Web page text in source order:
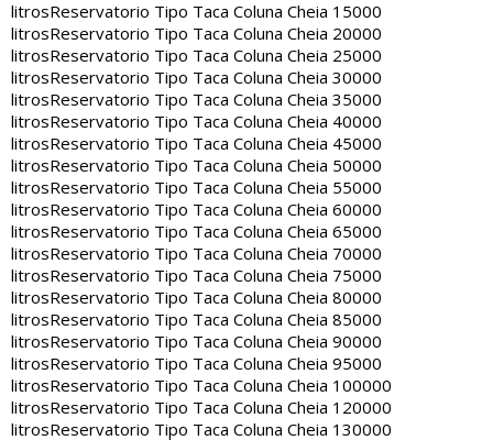
litrosReservatorio Tipo Taca Coluna Cheia 15000
litrosReservatorio Tipo Taca Coluna Cheia 20000
litrosReservatorio Tipo Taca Coluna Cheia 25000
litrosReservatorio Tipo Taca Coluna Cheia 30000
litrosReservatorio Tipo Taca Coluna Cheia 35000
litrosReservatorio Tipo Taca Coluna Cheia 40000
litrosReservatorio Tipo Taca Coluna Cheia 45000
litrosReservatorio Tipo Taca Coluna Cheia 50000
litrosReservatorio Tipo Taca Coluna Cheia 55000
litrosReservatorio Tipo Taca Coluna Cheia 60000
litrosReservatorio Tipo Taca Coluna Cheia 65000
litrosReservatorio Tipo Taca Coluna Cheia 70000
litrosReservatorio Tipo Taca Coluna Cheia 75000
litrosReservatorio Tipo Taca Coluna Cheia 80000
litrosReservatorio Tipo Taca Coluna Cheia 85000
litrosReservatorio Tipo Taca Coluna Cheia 90000
litrosReservatorio Tipo Taca Coluna Cheia 95000
litrosReservatorio Tipo Taca Coluna Cheia 100000
litrosReservatorio Tipo Taca Coluna Cheia 120000
litrosReservatorio Tipo Taca Coluna Cheia 130000